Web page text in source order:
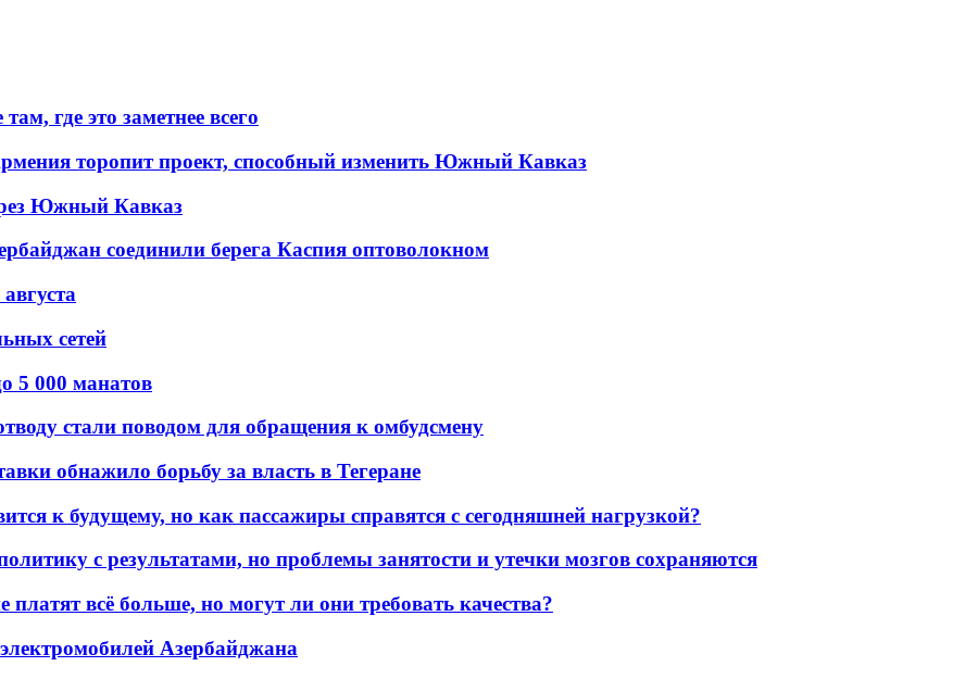
где это заметнее всего
торопит проект, способный изменить Южный Кавказ
Южный Кавказ
соединили берега Каспия оптоволокном
сетей
5 000 манатов
стали поводом для обращения к омбудсмену
обнажило борьбу за власть в Тегеране
к будущему, но как пассажиры справятся с сегодняшней нагрузкой?
с результатами, но проблемы занятости и утечки мозгов сохраняются
всё больше, но могут ли они требовать качества?
Азербайджана